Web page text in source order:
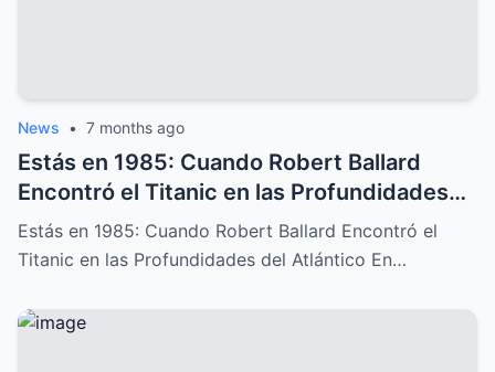
News • 7 months ago
Estás en 1985: Cuando Robert Ballard
Encontró el Titanic en las Profundidades
del Atlántico
Estás en 1985: Cuando Robert Ballard Encontró el
Titanic en las Profundidades del Atlántico En…